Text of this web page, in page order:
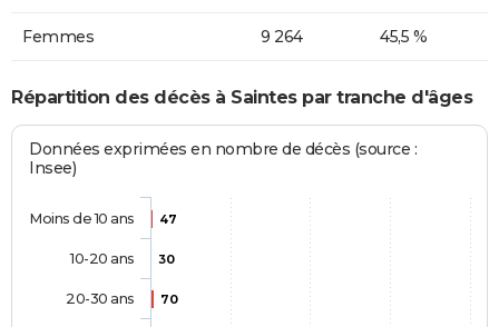
Femmes 9 264 45,5 %
Répartition des décès à Saintes par tranche d'âges
Données exprimées en nombre de décès (source :
Insee)
47
30
70
Moins de 10 ans
10-20 ans
20-30 ans